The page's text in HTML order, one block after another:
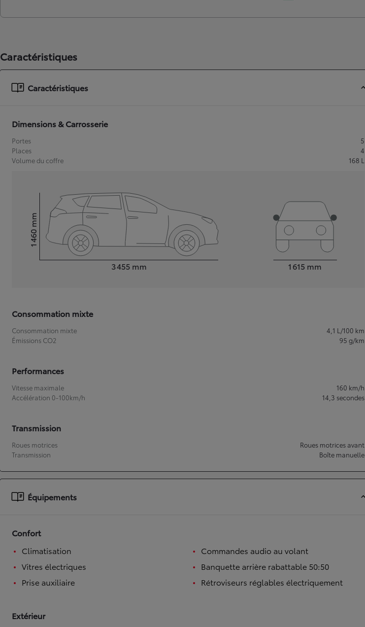
À partir de 19 700 €
Nouvelle Yaris Cross
HYBRIDE
Caractéristiques
Caractéristiques
Dimensions & Carrosserie
Portes
5
Places
4
Volume du coffre
168 L
3 455 mm
Hauteur1 460
mm
1 615 mm
Consommation mixte
Consommation mixte 4,1 L/100 km
Émissions CO2
95 g/km
Performances
Vitesse maximale 160 km/h
Accélération 0-100km/h
14,3 secondes
Transmission
Roues motrices
Roues motrices avant
Transmission
Boîte manuelle
Équipements
Confort
Climatisation
Vitres électriques
Prise auxiliaire
Commandes audio au volant
Banquette arrière rabattable 50:50
Rétroviseurs réglables électriquement
Extérieur